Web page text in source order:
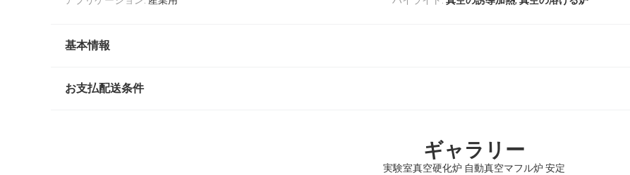
基本情報
お支払配送条件
ギャラリー
実験室真空硬化炉 自動真空マフル炉 安定